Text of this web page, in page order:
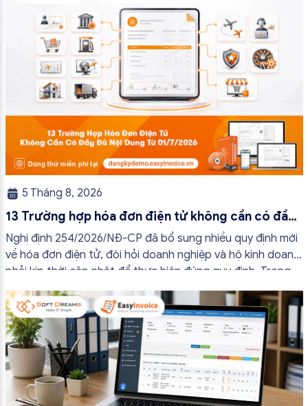
5 Tháng 8, 2026
13 Trường hợp hóa đơn điện tử không cần có đầy
đủ nội dung từ 01/7/2026
Nghị định 254/2026/NĐ-CP đã bổ sung nhiều quy định mới
về hóa đơn điện tử, đòi hỏi doanh nghiệp và hộ kinh doanh
phải kịp thời cập nhật để thực hiện đúng quy định. Trong
bài viết này, hóa đơn điện tử EasyInvoice sẽ chia sẻ 13
trường hợp hóa đơn điện tử không cần […]